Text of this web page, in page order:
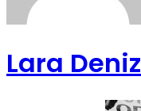
Lara Deniz